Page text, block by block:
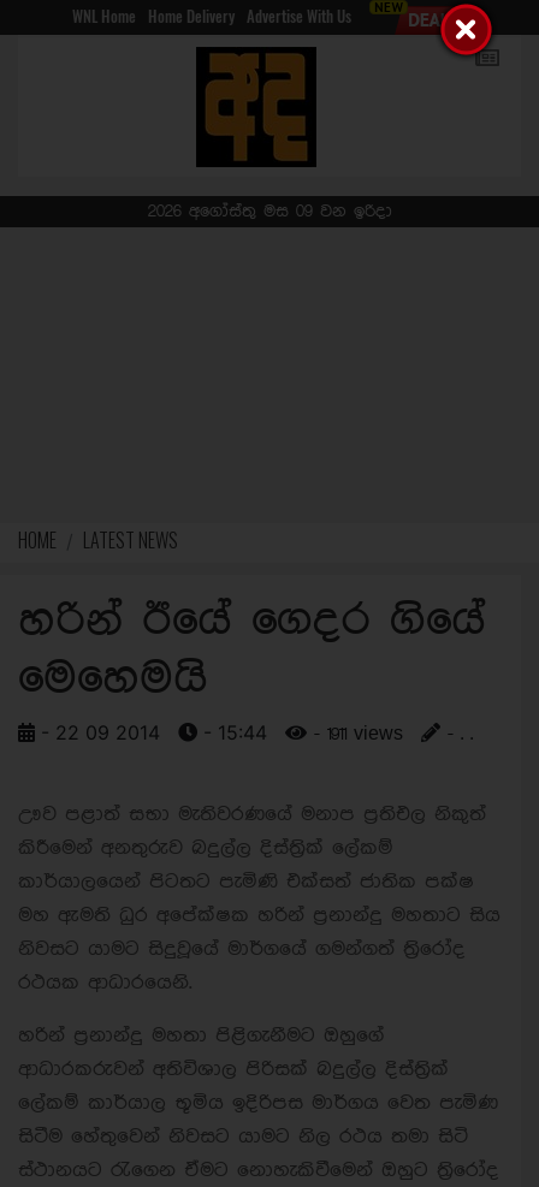
WNL Home Home Delivery Advertise With Us
2026 අගෝස්තු මස 09 වන ඉරිදා
HOME LATEST NEWS
හරින් ඊයේ ගෙදර ගියේ
මෙහෙමයි
- 22 09 2014 - 15:44 - 1911 views - . .
ඌව පළාත් සභා මැතිවරණයේ මනාප ප්‍රතිඑල නිකුත්
කිරීමෙන් අනතුරුව බදුල්ල දිස්ත්‍රික් ලේකම්
කාර්යාලයෙන් පිටතට පැමිණි එක්සත් ජාතික පක්ෂ
මහ ඇමති ධුර අපේක්ෂක හරින් ප්‍රනාන්දු මහතාට සිය
නිවසට යාමට සිදුවූයේ මාර්ගයේ ගමන්ගත් ත්‍රිරෝද
රථයක ආධාරයෙනි.
හරින් ප‍්‍රනාන්දු මහතා පිළිගැනීමට ඔහුගේ
ආධාරකරුවන් අතිවිශාල පිරිසක් බදුල්ල දිස්ත්‍රික්
ලේකම් කාර්යාල භූමිය ඉදිරිපස මාර්ගය වෙත පැමිණ
සිටීම හේතුවෙන් නිවසට යාමට නිල රථය තමා සිටි
ස්ථානයට රැගෙන ඒමට නොහැකිවීමෙන් ඔහුට ත්‍රිරෝද